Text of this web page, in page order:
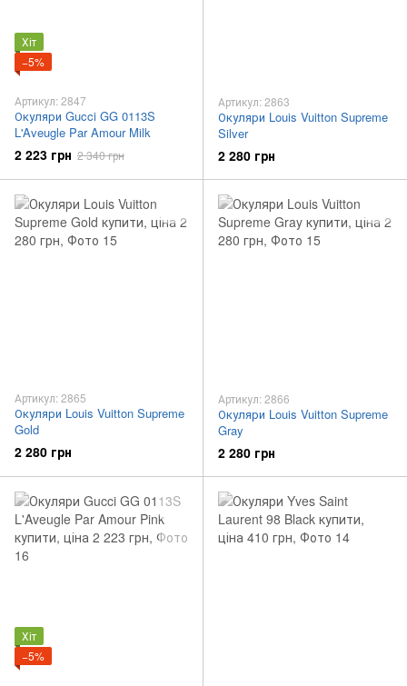
Хіт
−5%
Артикул: 2847
Окуляри Gucci GG 0113S
L'Aveugle Par Amour Milk
2 223 грн 2 340 грн
Артикул: 2863
Окуляри Louis Vuitton Supreme
Silver
2 280 грн
Артикул: 2865
Окуляри Louis Vuitton Supreme
Gold
2 280 грн
Артикул: 2866
Окуляри Louis Vuitton Supreme
Gray
2 280 грн
Хіт
−5%